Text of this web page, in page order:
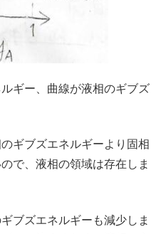
ギー、曲線が液相のギブズ
ギブズエネルギーより固相
で、液相の領域は存在しま
ブズエネルギーも減少しま